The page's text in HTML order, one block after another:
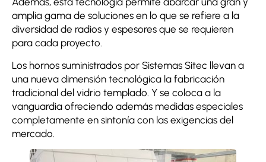
amplia gama de soluciones en lo que se refiere a la
diversidad de radios y espesores que se requieren
para cada proyecto.
Los hornos suministrados por Sistemas Sitec llevan a
una nueva dimensión tecnológica la fabricación
tradicional del vidrio templado. Y se coloca a la
vanguardia ofreciendo además medidas especiales
completamente en sintonía con las exigencias del
mercado.